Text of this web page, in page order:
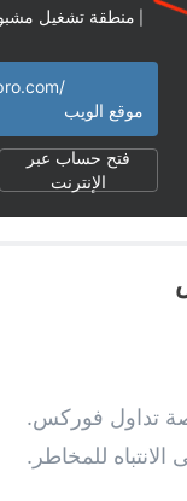
منطقة تشغيل
موقع الويب
فتح حساب عبر
الإنترنت
تداول فوركس.
الانتباه للمخاطر.